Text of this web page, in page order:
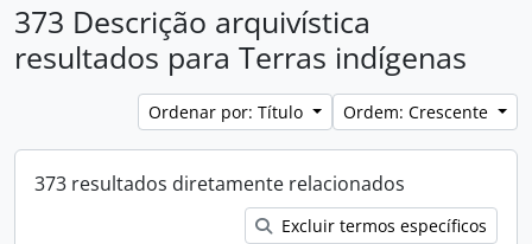
373 Descrição arquivística
resultados para Terras indígenas
Ordenar por: Título Ordem: Crescente
373 resultados diretamente relacionados
Excluir termos específicos